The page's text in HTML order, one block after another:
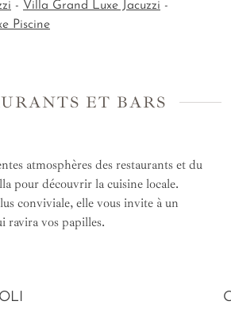
- Villa Grand Luxe Jacuzzi -
Piscine
ET BARS
atmosphères des restaurants et du
pour découvrir la cuisine locale.
conviviale, elle vous invite à un
ravira vos papilles.